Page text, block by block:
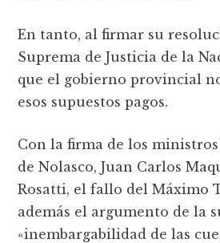
En tanto, al firmar su
Suprema de Justicia de la
que el gobierno provincial
esos supuestos pagos.
Con la firma de los
de Nolasco, Juan Carlos
Rosatti, el fallo del Máximo
además el argumento de la
«inembargabilidad de las